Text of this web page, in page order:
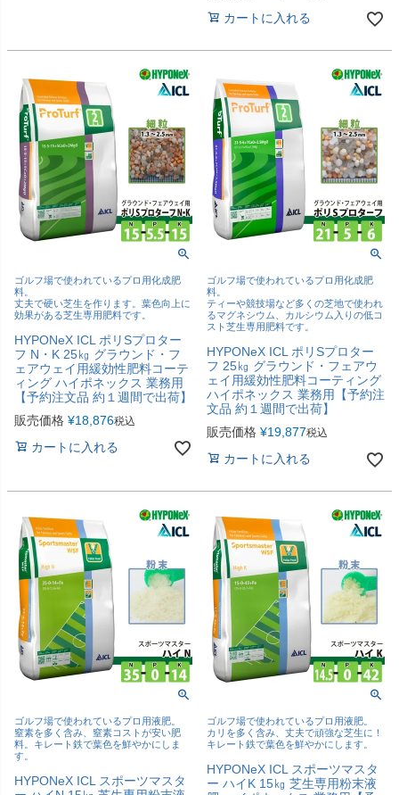
カートに入れる
ゴルフ場で使われているプロ用化成肥
料。
丈夫で硬い芝生を作ります。葉色向上に
効果がある芝生専用肥料です。
HYPONeX ICL ポリSプロター
フ N・K 25㎏ グラウンド・フ
ェアウェイ用緩効性肥料コーテ
ィング ハイポネックス 業務用
【予約注文品 約１週間で出荷】
販売価格 ¥18,876税込
カートに入れる
ゴルフ場で使われているプロ用化成肥
料。
ティーや競技場など多くの芝地で使われ
るマグネシウム、カルシウム入りの低コ
スト芝生専用肥料です。
HYPONeX ICL ポリSプロター
フ 25㎏ グラウンド・フェアウ
ェイ用緩効性肥料コーティング
ハイポネックス 業務用【予約注
文品 約１週間で出荷】
販売価格 ¥19,877税込
カートに入れる
ゴルフ場で使われているプロ用液肥。
窒素を多く含み、窒素コストが安い肥
料。キレート鉄で葉色を鮮やかにしま
す。
HYPONeX ICL スポーツマスタ
ゴルフ場で使われているプロ用液肥。
カリを多く含み、丈夫で頑強な芝生に！
キレート鉄で葉色を鮮やかにします。
HYPONeX ICL スポーツマスタ
ー ハイK 15㎏ 芝生専用粉末液